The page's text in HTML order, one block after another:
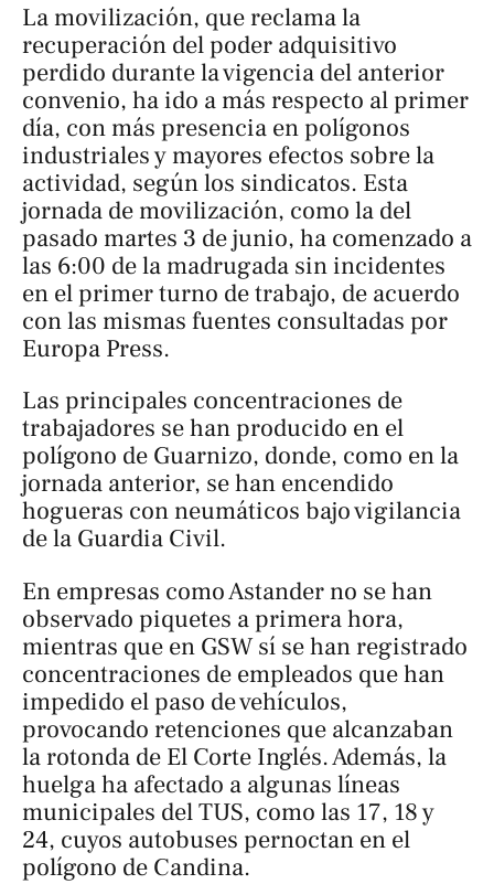
La movilización, que reclama la
recuperación del poder adquisitivo
perdido durante la vigencia del anterior
convenio, ha ido a más respecto al primer
día, con más presencia en polígonos
industriales y mayores efectos sobre la
actividad, según los sindicatos. Esta
jornada de movilización, como la del
pasado martes 3 de junio, ha comenzado a
las 6:00 de la madrugada sin incidentes
en el primer turno de trabajo, de acuerdo
con las mismas fuentes consultadas por
Europa Press.
Las principales concentraciones de
trabajadores se han producido en el
polígono de Guarnizo, donde, como en la
jornada anterior, se han encendido
hogueras con neumáticos bajo vigilancia
de la Guardia Civil.
En empresas como Astander no se han
observado piquetes a primera hora,
mientras que en GSW sí se han registrado
concentraciones de empleados que han
impedido el paso de vehículos,
provocando retenciones que alcanzaban
la rotonda de El Corte Inglés. Además, la
huelga ha afectado a algunas líneas
municipales del TUS, como las 17, 18 y
24, cuyos autobuses pernoctan en el
polígono de Candina.